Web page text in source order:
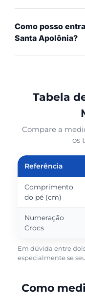
Como posso
Santa Apolônia?
Tabela
Compare a
os
Referência
Comprimento
do pé (cm)
Numeração
Crocs
Em dúvida entre
especialmente se
Como